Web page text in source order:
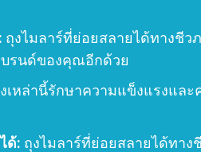
ถุงไมลาร์ที่ย่อยสลายได้ทางชี
รนด์ของคุณอีกด้วย
เหล่านี้รักษาความแข็งแรงแล
ด้: ถุงไมลาร์ที่ย่อยสลายได้ทา